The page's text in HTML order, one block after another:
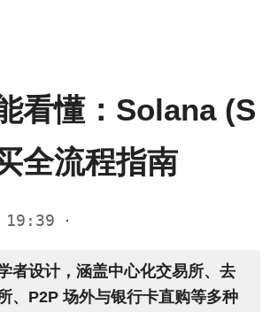
看懂：Solana (S
全流程指南
19:39 ·
者设计，涵盖中心化交易所、去
、P2P 场外与银行卡直购等多种